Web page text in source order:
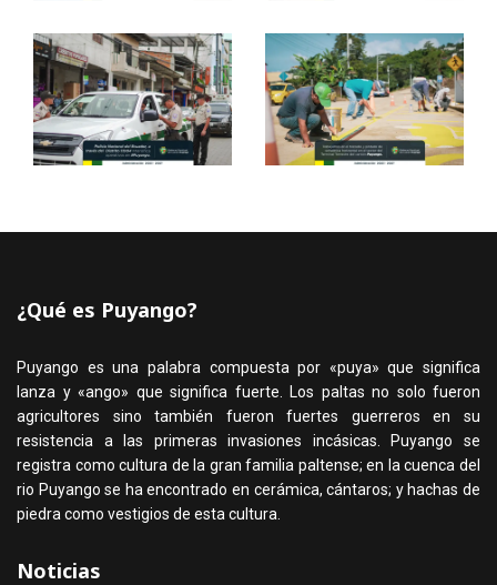
¿Qué es Puyango?
Puyango es una palabra compuesta por «puya» que significa
lanza y «ango» que significa fuerte. Los paltas no solo fueron
agricultores sino también fueron fuertes guerreros en su
resistencia a las primeras invasiones incásicas. Puyango se
registra como cultura de la gran familia paltense; en la cuenca del
rio Puyango se ha encontrado en cerámica, cántaros; y hachas de
piedra como vestigios de esta cultura.
Noticias